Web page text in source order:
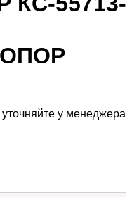
у менеджера